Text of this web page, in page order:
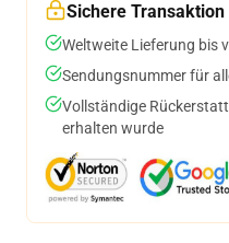
Sichere Transaktion
Weltweite Lieferung bis
Sendungsnummer für
Vollständige
erhalten wurde